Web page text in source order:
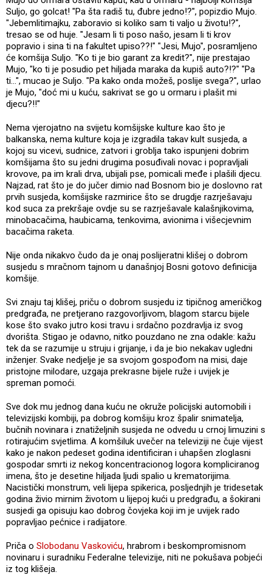
Suljo, go golcat! "Pa šta radiš tu, đubre jedno!?", popizdio Mujo.
"Jebemlitimajku, zaboravio si koliko sam ti valjo u životu!?",
tresao se od huje. "Jesam li ti poso našo, jesam li ti krov
popravio i sina ti na fakultet upiso??!" "Jesi, Mujo", posramljeno
će komšija Suljo. "Ko ti je bio garant za kredit?", nije prestajao
Mujo, "ko ti je posudio pet hiljada maraka da kupiš auto?!?" "Pa
ti...", mucao je Suljo. "Pa kako onda možeš, poslije svega?", urlao
je Mujo, "doć mi u kuću, sakrivat se go u ormaru i plašit mi
djecu?!!"
Nema vjerojatno na svijetu komšijske kulture kao što je
balkanska, nema kulture koja je izgradila takav kult susjeda, a
kojoj su vicevi, sudnice, zatvori i groblja tako ispunjeni dobrim
komšijama što su jedni drugima posuđivali novac i popravljali
krovove, pa im krali drva, ubijali pse, pomicali međe i plašili djecu.
Najzad, rat što je do jučer dimio nad Bosnom bio je doslovno rat
prvih susjeda, komšijske razmirice što se drugdje razrješavaju
kod suca za prekršaje ovdje su se razrješavale kalašnjikovima,
minobacačima, haubicama, tenkovima, avionima i višecjevnim
bacačima raketa.
Nije onda nikakvo čudo da je onaj poslijeratni klišej o dobrom
susjedu s mračnom tajnom u današnjoj Bosni gotovo definicija
komšije.
Svi znaju taj klišej, priču o dobrom susjedu iz tipičnog američkog
predgrađa, ne pretjerano razgovorljivom, blagom starcu bijele
kose što svako jutro kosi travu i srdačno pozdravlja iz svog
dvorišta. Stigao je odavno, nitko pouzdano ne zna odakle: kažu
tek da se razumije u struju i grijanje, i da je bio nekakav ugledni
inženjer. Svake nedjelje je sa svojom gospođom na misi, daje
pristojne milodare, uzgaja prekrasne bijele ruže i uvijek je
spreman pomoći.
Sve dok mu jednog dana kuću ne okruže policijski automobili i
televizijski kombiji, pa dobrog komšiju kroz špalir snimatelja,
bučnih novinara i znatiželjnih susjeda ne odvedu u crnoj limuzini s
rotirajućim svjetlima. A komšiluk uvečer na televiziji ne čuje vijest
kako je nakon pedeset godina identificiran i uhapšen zloglasni
gospodar smrti iz nekog koncentracionog logora kompliciranog
imena, što je desetine hiljada ljudi spalio u krematorijima.
Nacistički monstrum, veli lijepa spikerica, posljednjih je tridesetak
godina živio mirnim životom u lijepoj kući u predgrađu, a šokirani
susjedi ga opisuju kao dobrog čovjeka koji im je uvijek rado
popravljao pećnice i radijatore.
Priča o Slobodanu Vaskoviću, hrabrom i beskompromisnom
novinaru i suradniku Federalne televizije, niti ne pokušava pobjeći
iz tog klišeja.